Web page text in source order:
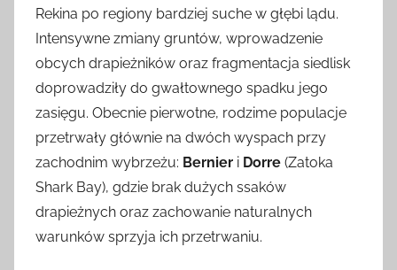
Rekina po regiony bardziej suche w głębi lądu.
Intensywne zmiany gruntów, wprowadzenie
obcych drapieżników oraz fragmentacja siedlisk
doprowadziły do gwałtownego spadku jego
zasięgu. Obecnie pierwotne, rodzime populacje
przetrwały głównie na dwóch wyspach przy
zachodnim wybrzeżu: Bernier i Dorre (Zatoka
Shark Bay), gdzie brak dużych ssaków
drapieżnych oraz zachowanie naturalnych
warunków sprzyja ich przetrwaniu.